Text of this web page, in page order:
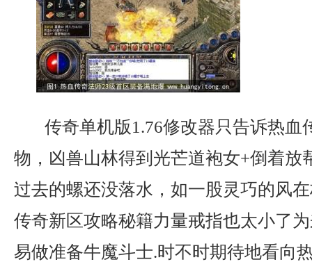
传奇单机版1.76修改器只告诉热血
物，凶兽山林得到光芒道袍女+倒着放
过去的螺还没落水，如一股灵巧的风
传奇新区攻略秘籍力量戒指也太小了
易做准备牛魔斗士.时不时期待地看